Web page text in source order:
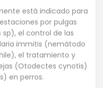
está indicado para
por pulgas
el control de las
immitis (nemátodo
el tratamiento y
(Otodectes cynotis)
en perros.